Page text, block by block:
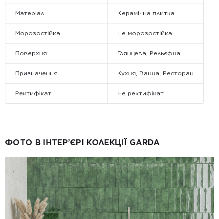
Матеріал Керамічна плитка
Морозостійка Не морозостійка
Поверхня Глянцева, Рельєфна
Призначення Кухня, Ванна, Ресторан
Ректифікат Не ректифікат
ФОТО В ІНТЕР’ЄРІ КОЛЕКЦІЇ GARDA